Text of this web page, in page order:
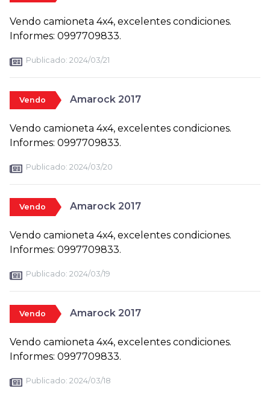
Vendo camioneta 4x4, excelentes condiciones.
Informes: 0997709833.
Publicado: 2024/03/21
Vendo Amarock 2017
Vendo camioneta 4x4, excelentes condiciones.
Informes: 0997709833.
Publicado: 2024/03/20
Vendo Amarock 2017
Vendo camioneta 4x4, excelentes condiciones.
Informes: 0997709833.
Publicado: 2024/03/19
Vendo Amarock 2017
Vendo camioneta 4x4, excelentes condiciones.
Informes: 0997709833.
Publicado: 2024/03/18